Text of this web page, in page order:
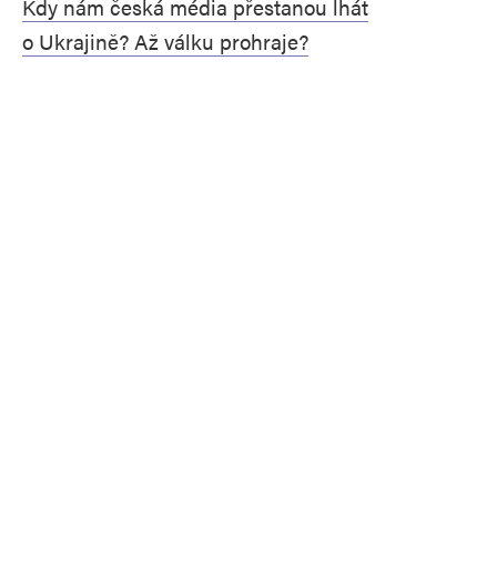
Kdy nám česká média přestanou lhát
o Ukrajině? Až válku prohraje?